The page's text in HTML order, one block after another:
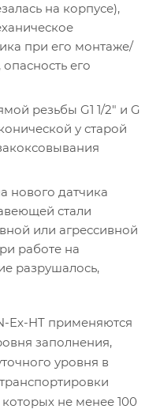
на корпусе),
при его монтаже/
его
резьбы G1 1/2" и G
у старой
нового датчика
стали
или агрессивной
работе на
разрушалось,
Ex-HT применяются
заполнения,
уровня в
не менее 100